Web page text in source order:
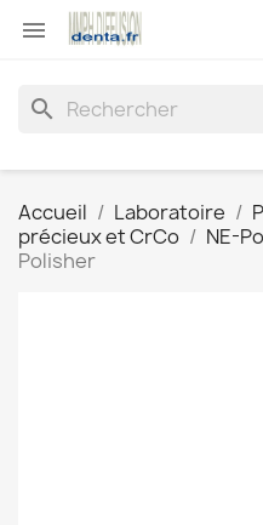

search
Accueil Laboratoire
précieux et CrCo
NE-
Polisher